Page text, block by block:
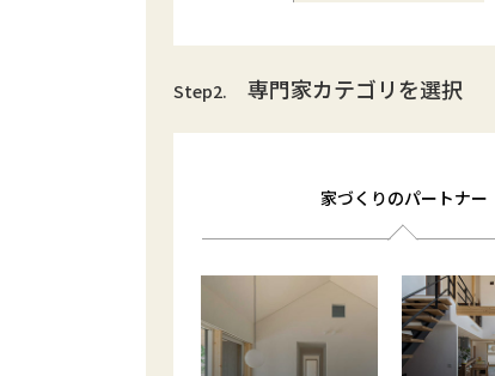
Step2. 専門家カテゴリを選択
家づくりのパートナー